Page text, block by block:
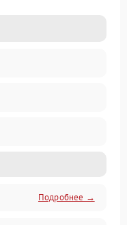
Подробнее →